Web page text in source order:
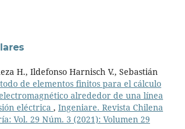
H., Ildefonso Harnisch V., Sebastián
de elementos finitos para el cálculo
alrededor de una línea
eléctrica , Ingeniare. Revista Chilena
Vol. 29 Núm. 3 (2021): Volumen 29